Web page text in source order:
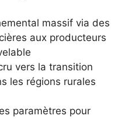
massif via des
aux producteurs
vers la transition
les régions rurales
paramètres pour